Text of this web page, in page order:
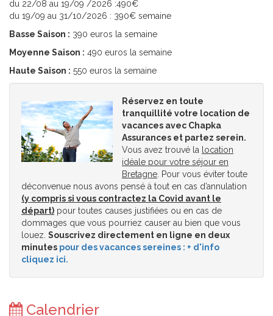
du 22/08 au 19/09 /2026 :490€
du 19/09 au 31/10/2026 : 390€ semaine
Basse Saison : 390 euros la semaine
Moyenne Saison : 490 euros la semaine
Haute Saison : 550 euros la semaine
Réservez en toute
tranquillité votre location de
vacances avec Chapka
Assurances et partez serein.
Vous avez trouvé la
location
idéale pour votre séjour en
Bretagne . Pour vous éviter toute
déconvenue nous avons pensé à tout en cas d’annulation
(y compris si vous contractez la Covid avant le
départ) pour toutes causes justifiées ou en cas de
dommages que vous pourriez causer au bien que vous
louez. Souscrivez directement en ligne en deux
minutes pour des vacances sereines : + d'info
cliquez ici.
Calendrier